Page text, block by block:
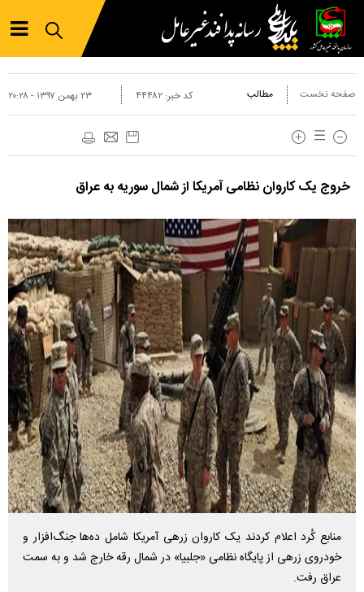
صفحه نخست مطالب ۲۳ بهمن ۱۳۹۷ - ۲۰:۲۸ کد خبر:۴۴۴۸۲
خروج یک کاروان نظامی آمریکا از شمال سوریه به عراق
منابع کُرد اعلام کردند یک کاروان زرهی آمریکا شامل ده‌ها جنگ‌افزار و
خودروی زرهی از پایگاه نظامی «جلبیا» در شمال رقه خارج شد و به سمت
عراق رفت.